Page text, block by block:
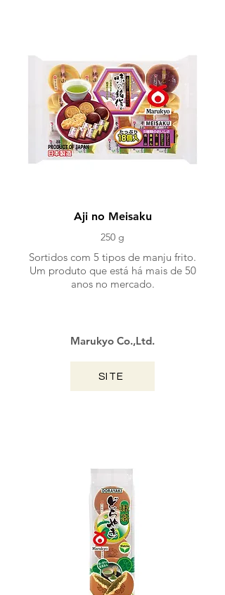
Aji no Meisaku
250 g
Sortidos com 5 tipos de manju frito.
Um produto que está há mais de 50
anos no mercado.
Marukyo Co.,Ltd.
SITE